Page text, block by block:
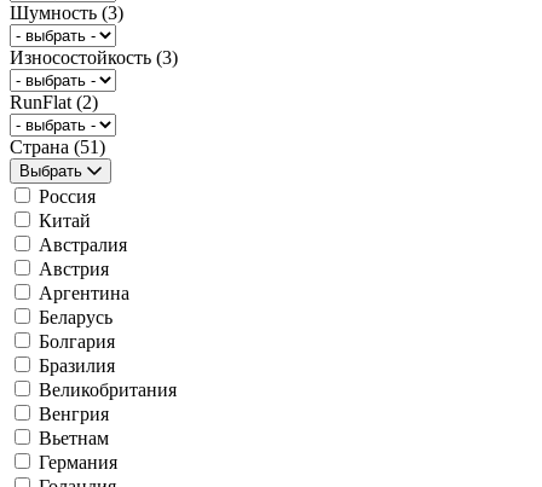
Шумность (3)
Износостойкость (3)
RunFlat (2)
Страна (51)
Выбрать
Россия
Китай
Австралия
Австрия
Аргентина
Беларусь
Болгария
Бразилия
Великобритания
Венгрия
Вьетнам
Германия